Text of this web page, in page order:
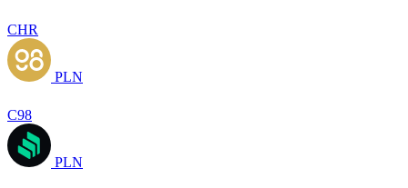
CHR
PLN
C98
PLN